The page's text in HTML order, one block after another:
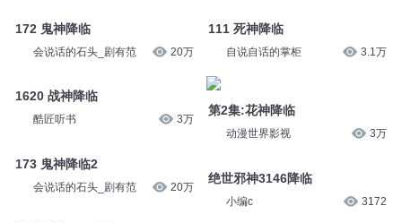
172 鬼神降临
会说话的石头_剧有范 20万
1620 战神降临
酷匠听书 3万
173 鬼神降临2
会说话的石头_剧有范 20万
111 死神降临
自说自话的掌柜 3.1万
第2集:花神降临
动漫世界影视 3万
绝世邪神3146降临
小编c 3172